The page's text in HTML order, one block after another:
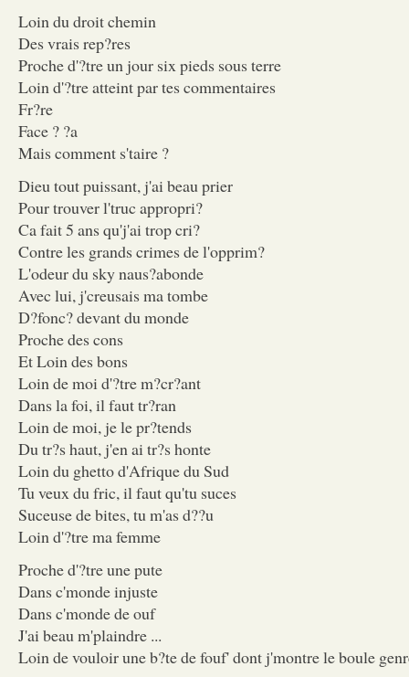
Loin du droit chemin
Des vrais rep?res
Proche d'?tre un jour six pieds sous terre
Loin d'?tre atteint par tes commentaires
Fr?re
Face ? ?a
Mais comment s'taire ?
Dieu tout puissant, j'ai beau prier
Pour trouver l'truc appropri?
Ca fait 5 ans qu'j'ai trop cri?
Contre les grands crimes de l'opprim?
L'odeur du sky naus?abonde
Avec lui, j'creusais ma tombe
D?fonc? devant du monde
Proche des cons
Et Loin des bons
Loin de moi d'?tre m?cr?ant
Dans la foi, il faut tr?ran
Loin de moi, je le pr?tends
Du tr?s haut, j'en ai tr?s honte
Loin du ghetto d'Afrique du Sud
Tu veux du fric, il faut qu'tu suces
Suceuse de bites, tu m'as d??u
Loin d'?tre ma femme
Proche d'?tre une pute
Dans c'monde injuste
Dans c'monde de ouf
J'ai beau m'plaindre ...
Loin de vouloir une b?te de fouf' dont j'montre le boule